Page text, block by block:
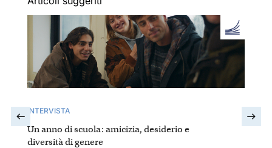
INTERVISTA
Un anno di scuola: amicizia, desiderio e
diversità di genere